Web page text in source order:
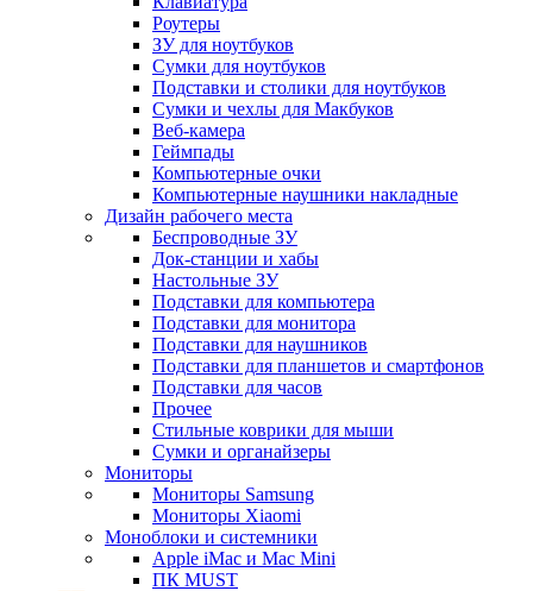
Роутеры
ЗУ для ноутбуков
Сумки для ноутбуков
Подставки и столики для ноутбуков
Сумки и чехлы для Макбуков
Веб-камера
Геймпады
Компьютерные очки
Компьютерные наушники накладные
Дизайн рабочего места
Беспроводные ЗУ
Док-станции и хабы
Настольные ЗУ
Подставки для компьютера
Подставки для монитора
Подставки для наушников
Подставки для планшетов и смартфонов
Подставки для часов
Прочее
Стильные коврики для мыши
Сумки и органайзеры
Мониторы
Мониторы Samsung
Мониторы Xiaomi
Моноблоки и системники
Apple iMac и Mac Mini
ПК MUST